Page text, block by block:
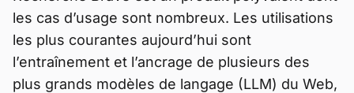
les cas d’usage sont nombreux. Les utilisations
les plus courantes aujourd’hui sont
l’entraînement et l’ancrage de plusieurs des
plus grands modèles de langage (LLM) du Web,